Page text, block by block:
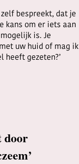
bespreekt, dat je
kans om er iets aan
is. Je
uw huid of mag ik
heeft gezeten?’
door